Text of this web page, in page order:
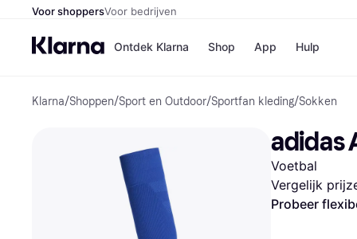
Voor shoppersVoor bedrijven
Ontdek Klarna Shop
Winkels
Bol
App Hulp
Klarna/Shoppen/Sport en Outdoor/Sportfan kleding/Sokken
adidas
Voetbal
Vergelijk
Probeer